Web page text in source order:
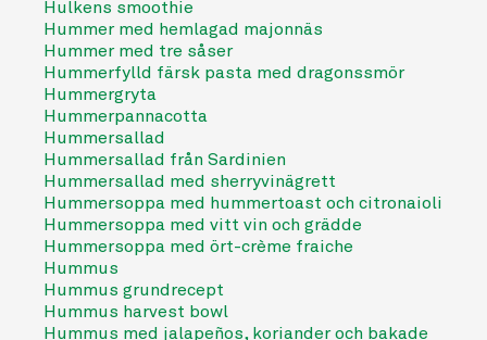
Hulkens smoothie
Hummer med hemlagad majonnäs
Hummer med tre såser
Hummerfylld färsk pasta med dragonssmör
Hummergryta
Hummerpannacotta
Hummersallad
Hummersallad från Sardinien
Hummersallad med sherryvinägrett
Hummersoppa med hummertoast och citronaioli
Hummersoppa med vitt vin och grädde
Hummersoppa med ört-crème fraiche
Hummus
Hummus grundrecept
Hummus harvest bowl
Hummus med jalapeños, koriander och bakade